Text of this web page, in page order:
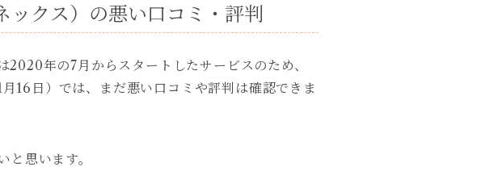
クス）の悪い口コミ・評判
年の7月からスタートしたサービスのため、
16日）では、まだ悪い口コミや評判は確認できま
と思います。